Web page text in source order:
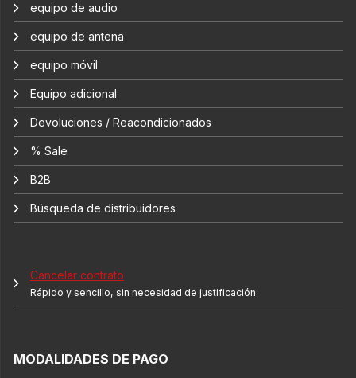
equipo de audio
equipo de antena
equipo móvil
Equipo adicional
Devoluciones / Reacondicionados
% Sale
B2B
Búsqueda de distribuidores
Cancelar contrato
Rápido y sencillo, sin necesidad de justificación
MODALIDADES DE PAGO